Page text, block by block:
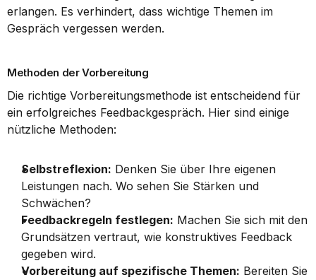
erlangen. Es verhindert, dass wichtige Themen im
Gespräch vergessen werden.
Methoden der Vorbereitung
Die richtige Vorbereitungsmethode ist entscheidend für
ein erfolgreiches Feedbackgespräch. Hier sind einige
nützliche Methoden:
Selbstreflexion: Denken Sie über Ihre eigenen
Leistungen nach. Wo sehen Sie Stärken und
Schwächen?
Feedbackregeln festlegen: Machen Sie sich mit den
Grundsätzen vertraut, wie konstruktives Feedback
gegeben wird.
Vorbereitung auf spezifische Themen: Bereiten Sie